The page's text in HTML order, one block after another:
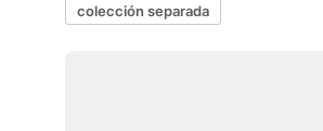
colección separada